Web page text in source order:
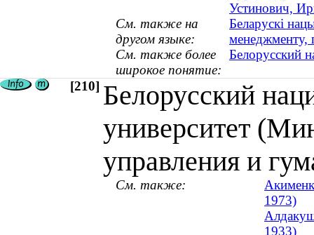
Устинович,
См. также на
другом языке:
Беларускі
менеджменту,
См. также более
широкое понятие:
Белорусский
[210] Белорусский
университет
управления и
См. также:
1973)
1933)